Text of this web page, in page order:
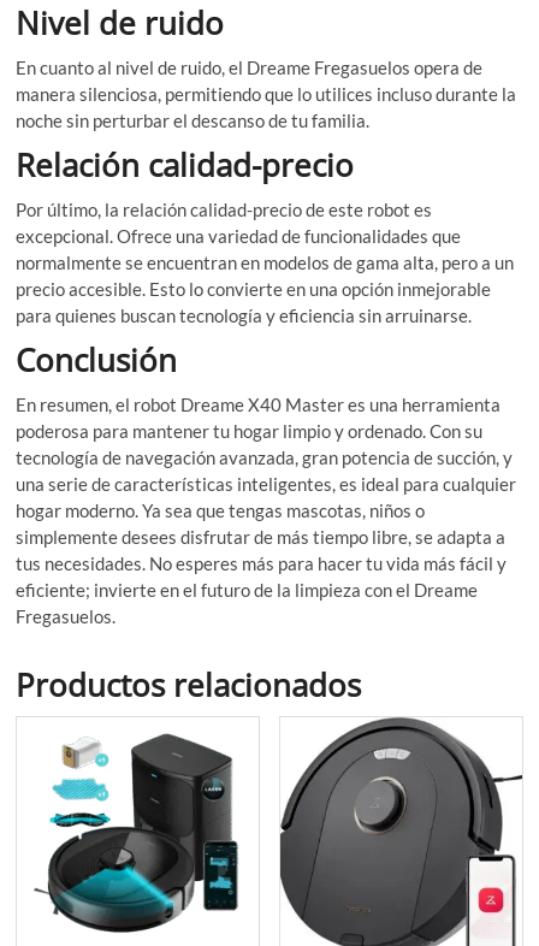
Nivel de ruido
En cuanto al nivel de ruido, el Dreame Fregasuelos opera de
manera silenciosa, permitiendo que lo utilices incluso durante la
noche sin perturbar el descanso de tu familia.
Relación calidad-precio
Por último, la relación calidad-precio de este robot es
excepcional. Ofrece una variedad de funcionalidades que
normalmente se encuentran en modelos de gama alta, pero a un
precio accesible. Esto lo convierte en una opción inmejorable
para quienes buscan tecnología y eficiencia sin arruinarse.
Conclusión
En resumen, el robot Dreame X40 Master es una herramienta
poderosa para mantener tu hogar limpio y ordenado. Con su
tecnología de navegación avanzada, gran potencia de succión, y
una serie de características inteligentes, es ideal para cualquier
hogar moderno. Ya sea que tengas mascotas, niños o
simplemente desees disfrutar de más tiempo libre, se adapta a
tus necesidades. No esperes más para hacer tu vida más fácil y
eficiente; invierte en el futuro de la limpieza con el Dreame
Fregasuelos.
Productos relacionados